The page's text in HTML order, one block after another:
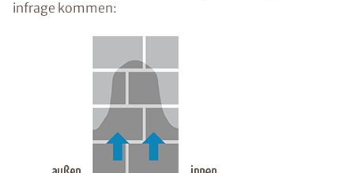
Innen- oder Außenwänden verbirgt, ist von
enormer Bedeutung, wenn es darum geht,
Bauschäden und gesundheitliche Probleme zu
vermeiden und Feuchtigkeitsschäden langfristig
in den Griff zu bekommen. Je nach Lokalisation
des Schadens können dabei eine oder mehrere